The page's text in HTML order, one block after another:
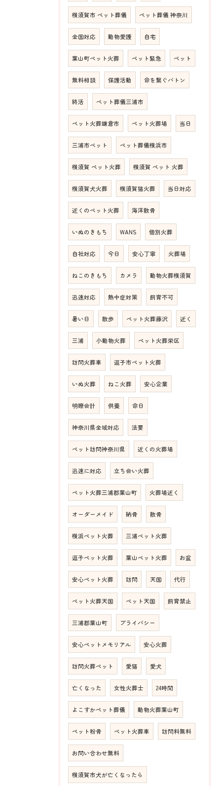
横須賀市 ペット葬儀 ペット葬儀 神奈川
全国対応 動物愛護 自宅
葉山町ペット火葬 ペット緊急 ペット
無料相談 保護活動 命を繋ぐバトン
終活 ペット葬儀三浦市
ペット火葬鎌倉市 ペット火葬場 当日
三浦市ペット ペット葬儀横浜市
横須賀 ペット火葬 横須賀 ペット 火葬
横須賀犬火葬 横須賀猫火葬 当日対応
近くのペット火葬 海洋散骨
いぬのきもち WANS 個別火葬
自社対応 今日 安心丁寧 火葬場
ねこのきもち カメラ 動物火葬横須賀
迅速対応 熱中症対策 飼育不可
暑い日 散歩 ペット火葬藤沢 近く
三浦 小動物火葬 ペット火葬栄区
訪問火葬車 逗子市ペット火葬
いぬ火葬 ねこ火葬 安心企業
明瞭会計 供養 命日
神奈川県全域対応 法要
ペット訪問神奈川県 近くの火葬場
迅速に対応 立ち会い火葬
ペット火葬三浦郡葉山町 火葬場近く
オーダーメイド 納骨 散骨
横浜ペット火葬 三浦ペット火葬
逗子ペット火葬 葉山ペット火葬 お盆
安心ペット火葬 訪問 天国 代行
ペット火葬天国 ペット天国 飼育禁止
三浦郡葉山町 プライバシー
安心ペットメモリアル 安心火葬
訪問火葬ペット 愛猫 愛犬
亡くなった 女性火葬士 24時間
よこすかペット葬儀 動物火葬葉山町
ペット粉骨 ペット火葬車 訪問料無料
お問い合わせ無料
横須賀市犬が亡くなったら